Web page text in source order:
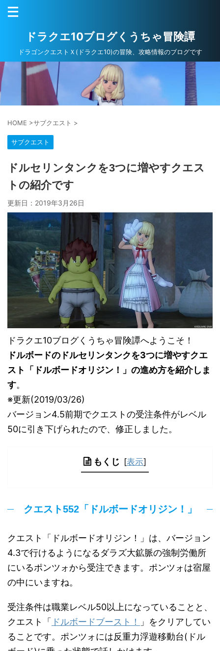
ドラクエ10ブログくうちゃ冒険譚
ドラゴンクエストＸ(ドラクエ10)の冒険、攻略情報のブログです
HOME >サブクエスト >
サブクエスト
ドルセリンタンクを3つに増やすクエス
トの紹介です
更新日： 2019年3月26日
ドラクエ10ブログくうちゃ冒険譚へようこそ！
ドルボードのドルセリンタンクを3つに増やすクエ
スト「ドルボードオリジン！」の進め方を紹介しま
す。
※更新(2019/03/26)
バージョン4.5前期でクエストの受注条件がレベル
50に引き下げられたので、修正しました。
もくじ [表示]
クエスト552「ドルボードオリジン！」
クエスト「ドルボードオリジン！」は、バージョン
4.3で行けるようになるダラズ大鉱脈の強制労働所
にいるポンツォから受注できます。ポンツォは宿屋
の中にいますね。
受注条件は職業レベル50以上になっていることと、
クエスト「 ドルボードブースト！
」をクリアしてい
ることです。ポンツォには反重力浮遊移動台(ドル